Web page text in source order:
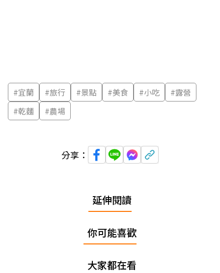
#宜蘭 #旅行 #景點 #美食 #小吃 #露營
#乾麵 #農場
分享：
延伸閱讀
你可能喜歡
大家都在看